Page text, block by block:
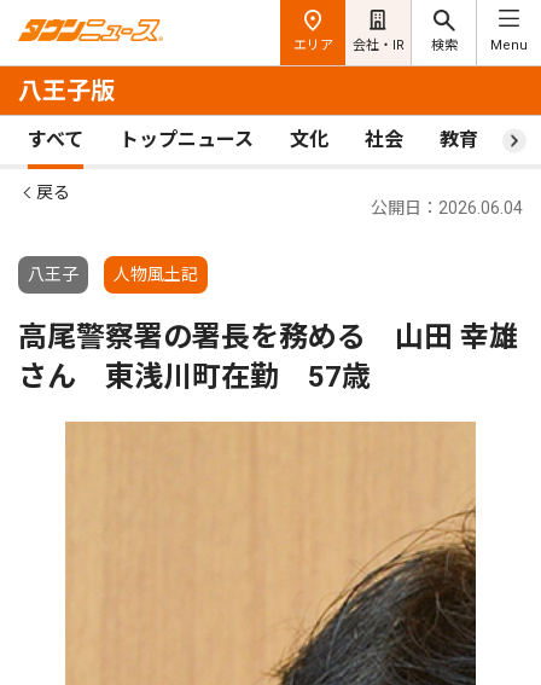
エリア 会社・IR 検索 Menu
八王子版
すべて トップニュース 文化 社会 教育 ス
戻る
八王子 人物風土記
公開日：2026.06.04
高尾警察署の署長を務める 山田 幸雄
さん 東浅川町在勤 57歳